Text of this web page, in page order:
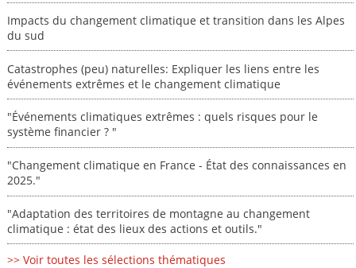
Impacts du changement climatique et transition dans les Alpes
du sud
Catastrophes (peu) naturelles: Expliquer les liens entre les
événements extrêmes et le changement climatique
"Événements climatiques extrêmes : quels risques pour le
système financier ? "
"Changement climatique en France - État des connaissances en
2025."
"Adaptation des territoires de montagne au changement
climatique : état des lieux des actions et outils."
>> Voir toutes les sélections thématiques